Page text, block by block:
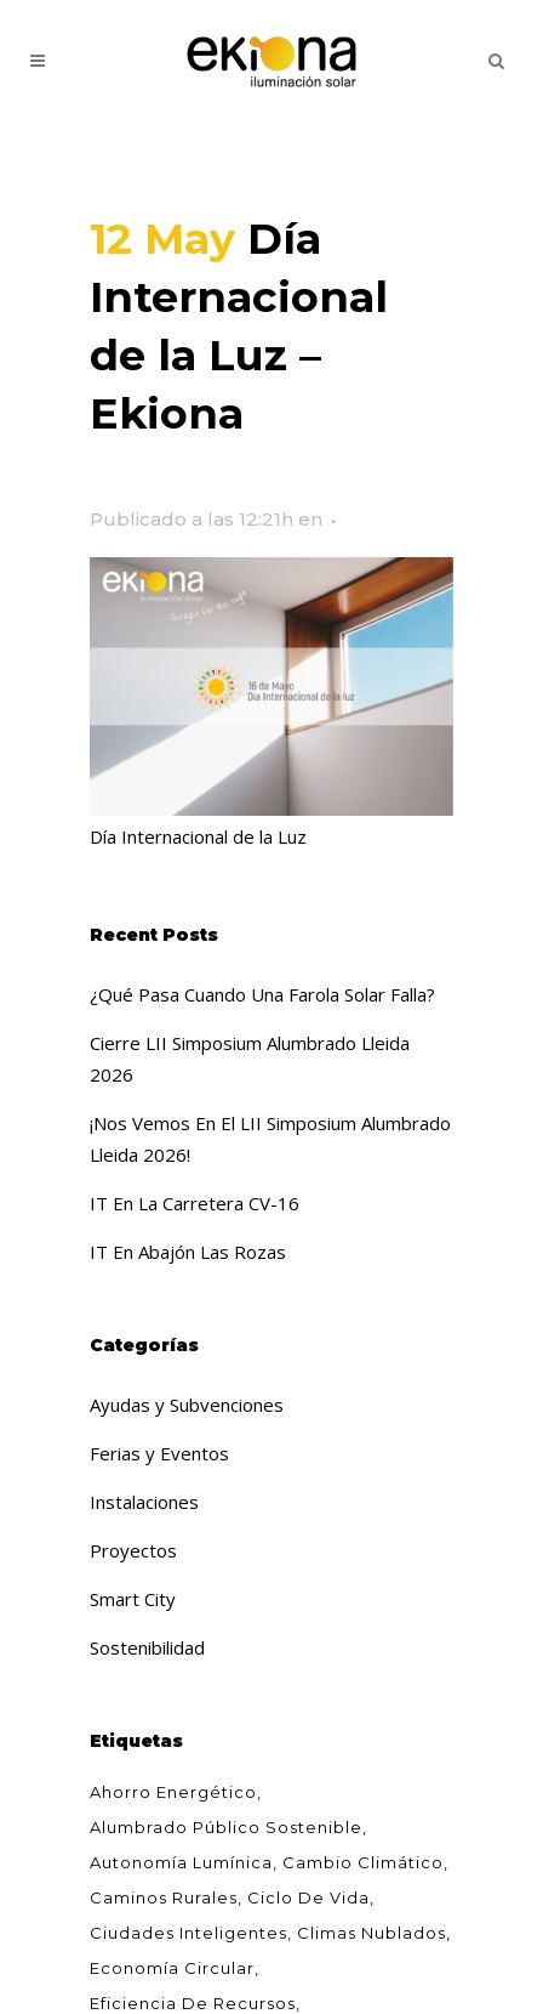
12 May Día
Internacional
de la Luz –
Ekiona
Publicado a las 12:21h en
Día Internacional de la Luz
Recent Posts
¿Qué Pasa Cuando Una Farola Solar Falla?
Cierre LII Simposium Alumbrado Lleida
2026
¡Nos Vemos En El LII Simposium Alumbrado
Lleida 2026!
IT En La Carretera CV-16
IT En Abajón Las Rozas
Categorías
Ayudas y Subvenciones
Ferias y Eventos
Instalaciones
Proyectos
Smart City
Sostenibilidad
Etiquetas
Ahorro Energético
Alumbrado Público Sostenible
Autonomía Lumínica
Cambio Climático
Caminos Rurales
Ciclo De Vida
Ciudades Inteligentes
Climas Nublados
Economía Circular
Eficiencia De Recursos